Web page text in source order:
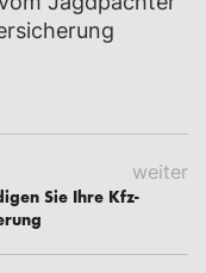
weiter
Sie Ihre Kfz-